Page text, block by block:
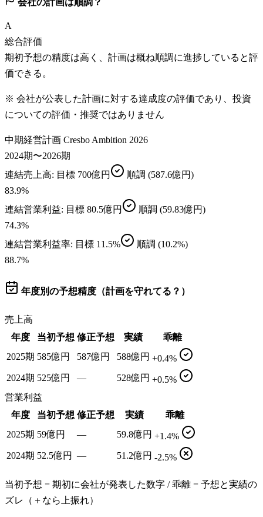
A
総合評価
期初予想の精度は高く、計画は概ね順調に進捗していると評
価できる。
※ 会社が公表した計画に対する達成度の評価であり、投資
についての評価・推奨ではありません
中期経営計画 Cresbo Ambition 2026
2024期〜2026期
連結売上高: 目標 700億円 順調 (587.6億円)
83.9%
連結営業利益: 目標 80.5億円 順調 (59.83億円)
74.3%
連結営業利益率: 目標 11.5% 順調 (10.2%)
88.7%
年度別の予想精度（計画を守れてる？）
売上高
年度
当初予想 修正予想 実績
乖離
2025期 585億円 587億円 588億円 +0.4%
2024期 525億円 — 528億円 +0.5%
営業利益
年度
当初予想 修正予想 実績
乖離
2025期 59億円 — 59.8億円 +1.4%
2024期 52.5億円 — 51.2億円 -2.5%
当初予想 = 期初に会社が発表した数字 / 乖離 = 予想と実績の
ズレ（＋なら上振れ）